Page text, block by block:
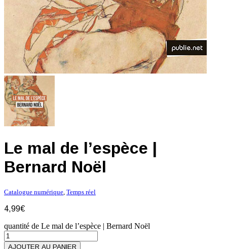
Le mal de l’espèce |
Bernard Noël
Catalogue numérique, Temps réel
4,99€
quantité de Le mal de l’espèce | Bernard Noël
AJOUTER AU PANIER